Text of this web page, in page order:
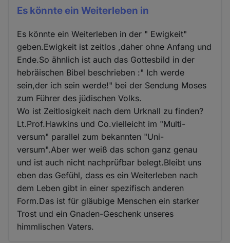
Es könnte ein Weiterleben in
Es könnte ein Weiterleben in der " Ewigkeit"
geben.Ewigkeit ist zeitlos ,daher ohne Anfang und
Ende.So ähnlich ist auch das Gottesbild in der
hebräischen Bibel beschrieben :" Ich werde
sein,der ich sein werde!" bei der Sendung Moses
zum Führer des jüdischen Volks.
Wo ist Zeitlosigkeit nach dem Urknall zu finden?
Lt.Prof.Hawkins und Co.vielleicht im "Multi-
versum" parallel zum bekannten "Uni-
versum".Aber wer weiß das schon ganz genau
und ist auch nicht nachprüfbar belegt.Bleibt uns
eben das Gefühl, dass es ein Weiterleben nach
dem Leben gibt in einer spezifisch anderen
Form.Das ist für gläubige Menschen ein starker
Trost und ein Gnaden-Geschenk unseres
himmlischen Vaters.